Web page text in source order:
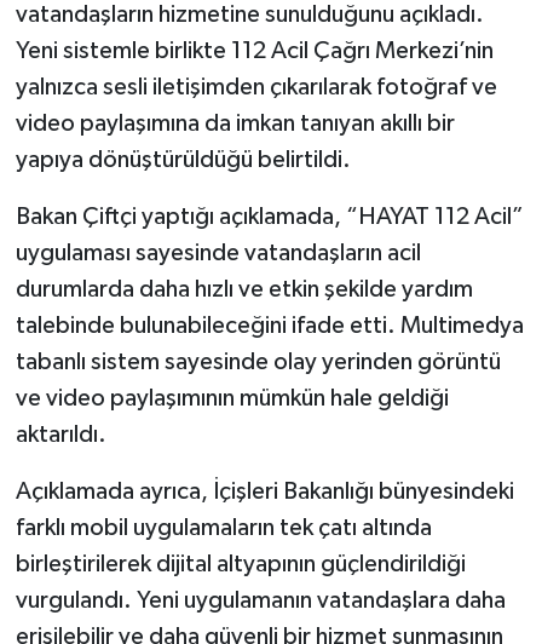
vatandaşların hizmetine sunulduğunu açıkladı.
Yeni sistemle birlikte 112 Acil Çağrı Merkezi’nin
yalnızca sesli iletişimden çıkarılarak fotoğraf ve
video paylaşımına da imkan tanıyan akıllı bir
yapıya dönüştürüldüğü belirtildi.
Bakan Çiftçi yaptığı açıklamada, “HAYAT 112 Acil”
uygulaması sayesinde vatandaşların acil
durumlarda daha hızlı ve etkin şekilde yardım
talebinde bulunabileceğini ifade etti. Multimedya
tabanlı sistem sayesinde olay yerinden görüntü
ve video paylaşımının mümkün hale geldiği
aktarıldı.
Açıklamada ayrıca, İçişleri Bakanlığı bünyesindeki
farklı mobil uygulamaların tek çatı altında
birleştirilerek dijital altyapının güçlendirildiği
vurgulandı. Yeni uygulamanın vatandaşlara daha
erişilebilir ve daha güvenli bir hizmet sunmasının